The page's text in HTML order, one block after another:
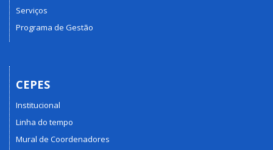
Serviços
Programa de Gestão
CEPES
Institucional
Linha do tempo
Mural de Coordenadores